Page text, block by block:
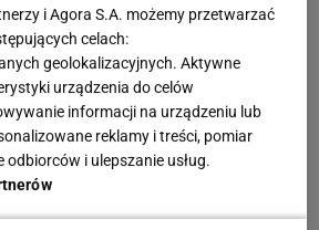
pracować w okresie
by polepszyć moją grę. Będę też
nad sobą, by być jeszcze
względem. Mam dużo nowej
tenisa na najwyższym poziomie i
krok do przodu.
i Agora S.A. możemy przetwarzać
celach:
geolokalizacyjnych. Aktywne
urządzenia do celów
informacji na urządzeniu lub
reklamy i treści, pomiar
odbiorców i ulepszanie usług.